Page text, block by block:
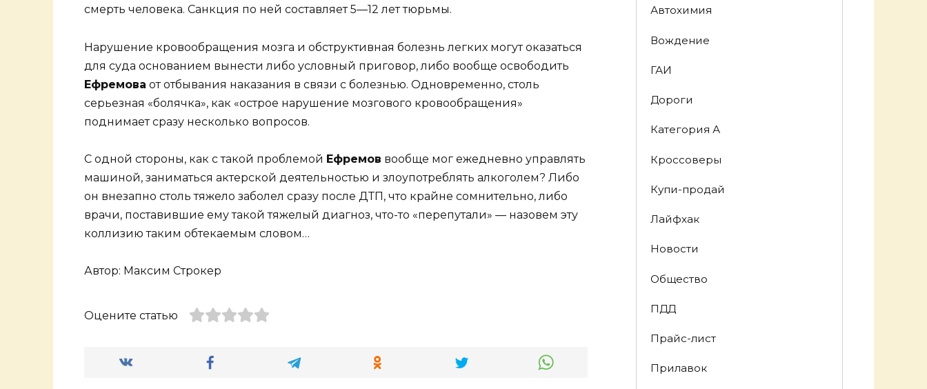
смерть человека. Санкция по ней составляет 5—12 лет тюрьмы.
Нарушение кровообращения мозга и обструктивная болезнь легких могут оказаться
для суда основанием вынести либо условный приговор, либо вообще освободить
Ефремова от отбывания наказания в связи с болезнью. Одновременно, столь
серьезная «болячка», как «острое нарушение мозгового кровообращения»
поднимает сразу несколько вопросов.
С одной стороны, как с такой проблемой Ефремов вообще мог ежедневно управлять
машиной, заниматься актерской деятельностью и злоупотреблять алкоголем? Либо
он внезапно столь тяжело заболел сразу после ДТП, что крайне сомнительно, либо
врачи, поставившие ему такой тяжелый диагноз, что-то «перепутали» — назовем эту
коллизию таким обтекаемым словом…
Автор: Максим Строкер
Оцените статью
Автохимия
Вождение
ГАИ
Дороги
Категория А
Кроссоверы
Купи-продай
Лайфхак
Новости
Общество
ПДД
Прайс-лист
Прилавок